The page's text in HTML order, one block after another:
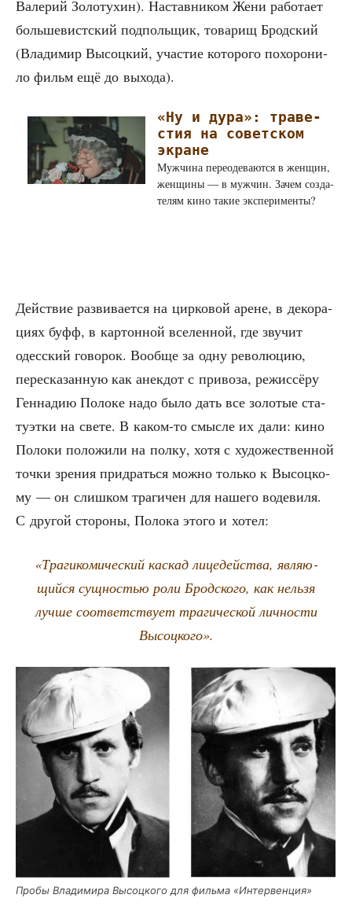
Вале­рий Золо­ту­хин). Настав­ни­ком Жени рабо­та­ет
боль­ше­вист­ский под­поль­щик, това­рищ Брод­ский
(Вла­ди­мир Высоц­кий, уча­стие кото­ро­го похо­ро­ни­
ло фильм ещё до выхода).
«Ну и дура»: тра­ве­
стия на совет­ском
экране
Муж­чи­на пере­оде­ва­ют­ся в жен­щин,
жен­щи­ны — в муж­чин. Зачем созда­
те­лям кино такие эксперименты?
Дей­ствие раз­ви­ва­ет­ся на цир­ко­вой арене, в деко­ра­
ци­ях буфф, в кар­тон­ной все­лен­ной, где зву­чит
одес­ский гово­рок. Вооб­ще за одну рево­лю­цию,
пере­ска­зан­ную как анек­дот с при­во­за, режис­сё­ру
Ген­на­дию Поло­ке надо было дать все золо­тые ста­
ту­эт­ки на све­те. В каком-то смыс­ле их дали: кино
Поло­ки поло­жи­ли на пол­ку, хотя с худо­же­ствен­ной
точ­ки зре­ния при­драть­ся мож­но толь­ко к Высоц­ко­
му — он слиш­ком тра­ги­чен для наше­го воде­ви­ля.
С дру­гой сто­ро­ны, Поло­ка это­го и хотел:
«Тра­ги­ко­ми­че­ский кас­кад лице­дей­ства, явля­ю­
щий­ся сущ­но­стью роли Брод­ско­го, как нель­зя
луч­ше соот­вет­ству­ет тра­ги­че­ской лич­но­сти
Высоцкого».
Про­бы Вла­ди­ми­ра Высоц­ко­го для филь­ма «Интер­вен­ция»